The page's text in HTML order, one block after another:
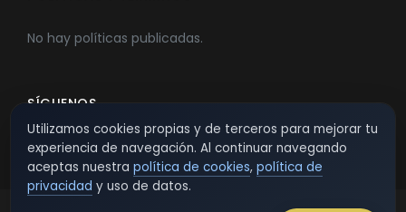
No hay políticas publicadas.
SÍGUENOS
Utilizamos cookies propias y de terceros para mejorar tu
experiencia de navegación. Al continuar navegando
aceptas nuestra política de cookies, política de
privacidad y uso de datos.